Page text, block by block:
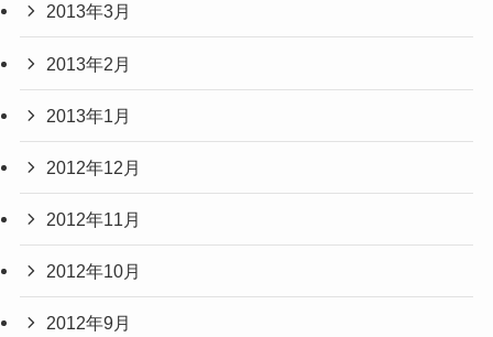
2013年3月
2013年2月
2013年1月
2012年12月
2012年11月
2012年10月
2012年9月